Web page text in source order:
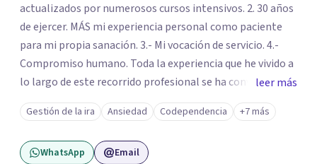
actualizados por numerosos cursos intensivos. 2. 30 años
de ejercer. MÁS mi experiencia personal como paciente
para mi propia sanación. 3.- Mi vocación de servicio. 4.-
Compromiso humano. Toda la experiencia que he vivido a
lo largo de este recorrido profesional se ha convertido en
una forma de vida congruente y satisfactoria en mi, por la
certeza de quien soy y de mis objetivos, que me han dado
el mando de mi existencia y este es mi objetivo para mis
pacientes en un ambiente de compresión y
leer más
Gestión de la ira Ansiedad Codependencia +7 más
WhatsApp Email